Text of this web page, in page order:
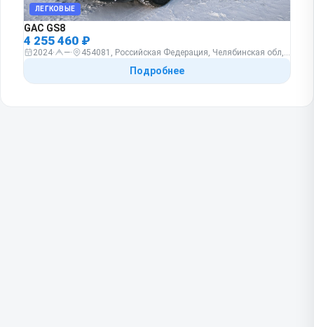
ЛЕГКОВЫЕ
GAC GS8
4 255 460 ₽
2024· —· 454081, Российская Федерация, Челябинская обл, г Челябинск, ул Северный Луч, д. 33
Подробнее